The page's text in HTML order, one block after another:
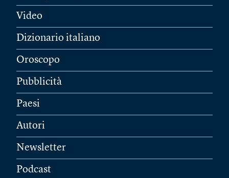
Video
Dizionario italiano
Oroscopo
Pubblicità
Paesi
Autori
Newsletter
Podcast